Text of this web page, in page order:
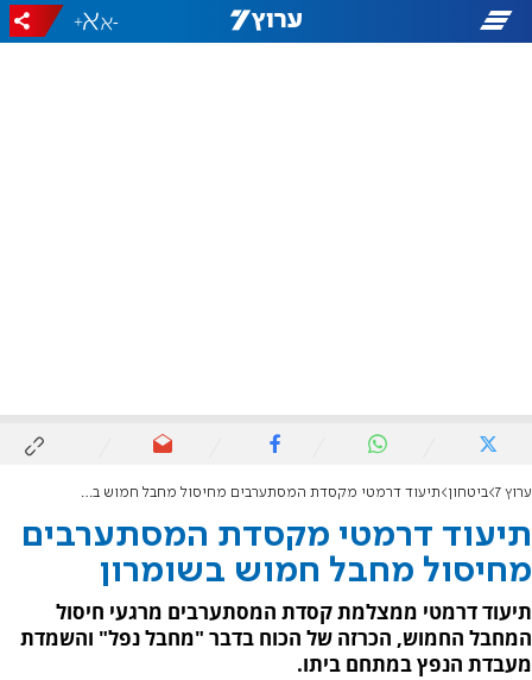
-
+
ערוץ 7 ביטחון תיעוד דרמטי מקסדת המסתערבים מחיסול מחבל חמוש בשומרון
תיעוד דרמטי מקסדת המסתערבים
מחיסול מחבל חמוש בשומרון
תיעוד דרמטי ממצלמת קסדת המסתערבים מרגעי חיסול
המחבל החמוש, הכרזה של הכוח בדבר "מחבל נפל" והשמדת
מעבדת הנפץ במתחם ביתו.